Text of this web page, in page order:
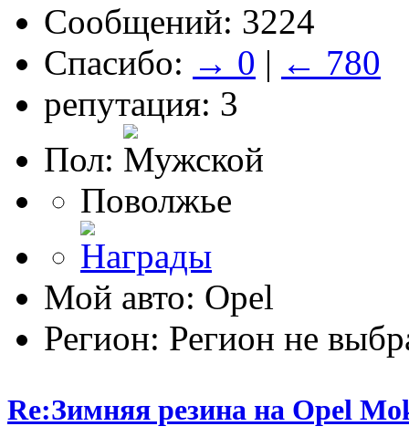
Сообщений: 3224
Спасибо: → 0 | ← 780
репутация: 3
Пол:
Поволжье
Мой авто: Opel
Регион: Регион не
Re:Зимняя резина на Opel